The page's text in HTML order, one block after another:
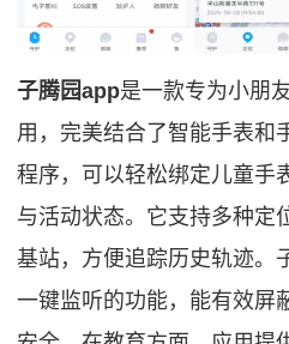
子腾园app是一款专为小朋
用，完美结合了智能手表和
程序，可以轻松绑定儿童手
与活动状态。它支持多种定
基站，方便追踪历史轨迹。
一键监听的功能，能有效屏